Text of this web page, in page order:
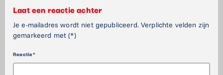
Laat een reactie achter
Je e-mailadres wordt niet gepubliceerd. Verplichte velden zijn
gemarkeerd met (*)
Reactie*